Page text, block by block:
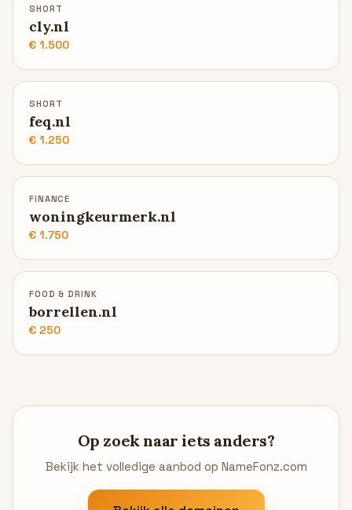
SHORT
cly.nl
€ 1.500
SHORT
feq.nl
€ 1.250
FINANCE
woningkeurmerk.nl
€ 1.750
FOOD & DRINK
borrellen.nl
€ 250
Op zoek naar iets anders?
Bekijk het volledige aanbod op NameFonz.com